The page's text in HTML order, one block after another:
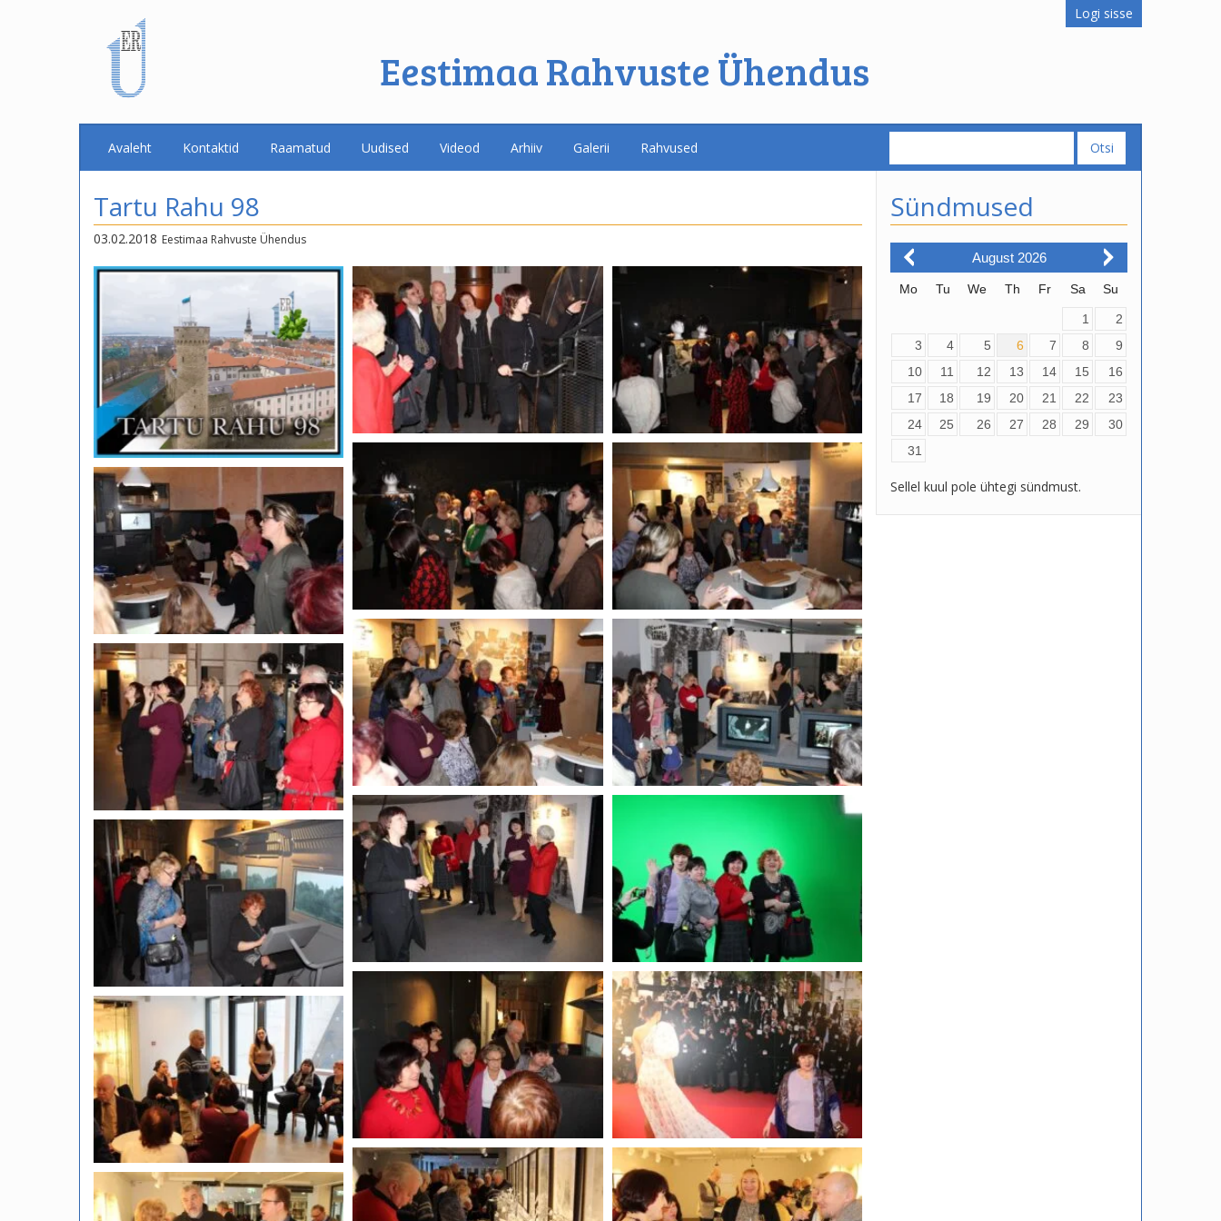
Logi sisse
Eestimaa Rahvuste Ühendus
Avaleht Kontaktid Raamatud Uudised Videod Arhiiv Galerii Rahvused
Tartu Rahu 98
03.02.2018 Eestimaa Rahvuste Ühendus
Sündmused
August 2026
Mo Tu We Th Fr Sa Su
1
2
3
4 5 6 7 8
9
10
11 12 13 14 15
16
17
18 19 20 21 22
23
24
25 26 27 28 29
30
31
Sellel kuul pole ühtegi sündmust.